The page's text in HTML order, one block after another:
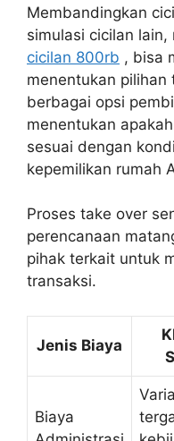
Membandingkan
simulasi cicilan lain,
cicilan 800rb , bisa
menentukan pilihan
berbagai opsi
menentukan
sesuai dengan
kepemilikan rumah
Proses take over
perencanaan
pihak terkait untuk
transaksi.
Jenis Biaya
Biaya